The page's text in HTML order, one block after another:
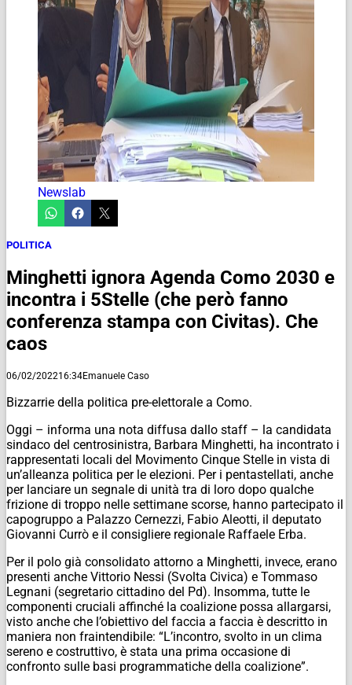
Newslab
POLITICA
Minghetti ignora Agenda Como 2030 e
incontra i 5Stelle (che però fanno
conferenza stampa con Civitas). Che
caos
06/02/202216:34Emanuele Caso
Bizzarrie della politica pre-elettorale a Como.
Oggi – informa una nota diffusa dallo staff – la candidata
sindaco del centrosinistra, Barbara Minghetti, ha incontrato i
rappresentati locali del Movimento Cinque Stelle in vista di
un’alleanza politica per le elezioni. Per i pentastellati, anche
per lanciare un segnale di unità tra di loro dopo qualche
frizione di troppo nelle settimane scorse, hanno partecipato il
capogruppo a Palazzo Cernezzi, Fabio Aleotti, il deputato
Giovanni Currò e il consigliere regionale Raffaele Erba.
Per il polo già consolidato attorno a Minghetti, invece, erano
presenti anche Vittorio Nessi (Svolta Civica) e Tommaso
Legnani (segretario cittadino del Pd). Insomma, tutte le
componenti cruciali affinché la coalizione possa allargarsi,
visto anche che l’obiettivo del faccia a faccia è descritto in
maniera non fraintendibile: “L’incontro, svolto in un clima
sereno e costruttivo, è stata una prima occasione di
confronto sulle basi programmatiche della coalizione”.